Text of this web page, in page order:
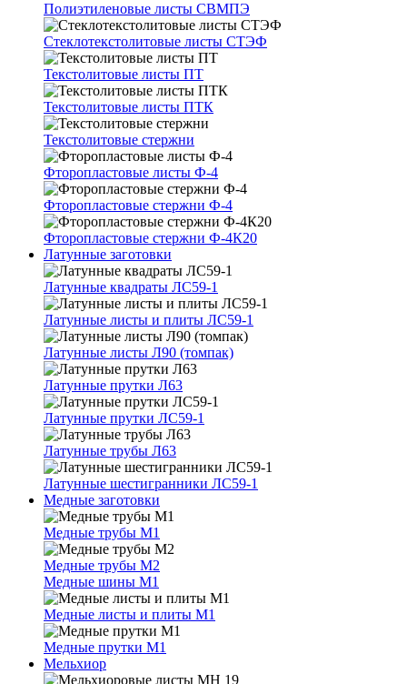
Полиэтиленовые листы СВМПЭ
Стеклотекстолитовые листы СТЭФ
Текстолитовые листы ПТ
Текстолитовые листы ПТК
Текстолитовые стержни
Фторопластовые листы Ф-4
Фторопластовые стержни Ф-4
Фторопластовые стержни Ф-4К20
Латунные заготовки
Латунные квадраты ЛС59-1
Латунные листы и плиты ЛС59-1
Латунные листы Л90 (томпак)
Латунные прутки Л63
Латунные прутки ЛС59-1
Латунные трубы Л63
Латунные шестигранники ЛС59-1
Медные заготовки
Медные трубы М1
Медные трубы М2
Медные шины М1
Медные листы и плиты М1
Медные прутки М1
Мельхиор